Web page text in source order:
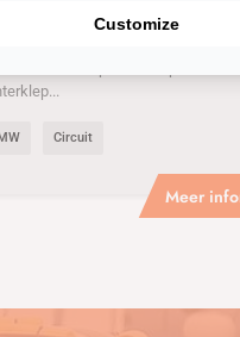
Meer
E46 M3 Cup. 6 versnellingen,
Circuit
Customize